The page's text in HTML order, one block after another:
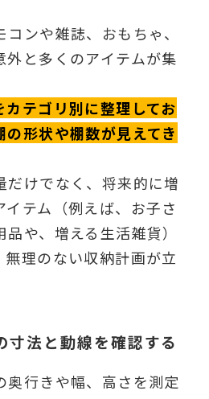
ンや雑誌、おもちゃ、
と多くのアイテムが集
カテゴリ別に整理してお
の形状や棚数が見えてき
だけでなく、将来的に増
イテム（例えば、お子さ
や、増える生活雑貨）
理のない収納計画が立
寸法と動線を確認する
奥行きや幅、高さを測定